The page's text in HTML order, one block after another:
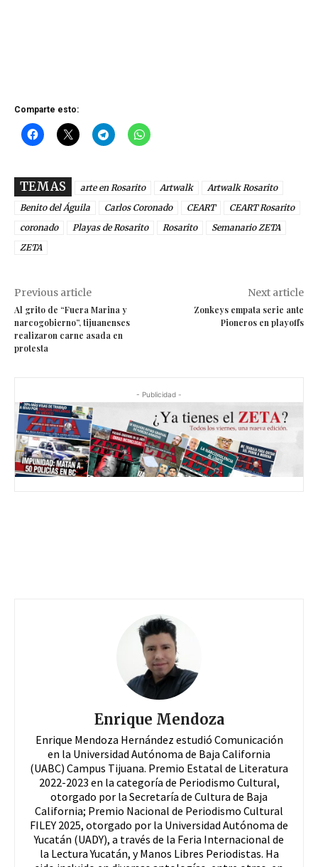
Comparte esto:
TEMAS arte en Rosarito Artwalk
Artwalk Rosarito
Benito del Águila
Carlos Coronado CEART
CEART Rosarito
coronado
Playas de Rosarito Rosarito
Semanario ZETA
ZETA
Previous article
Al grito de “Fuera Marina y
narcogobierno”, tijuanenses
realizaron carne asada en
protesta
Next article
Zonkeys empata serie ante
Pioneros en playoffs
- Publicidad -
Enrique Mendoza
Enrique Mendoza Hernández estudió Comunicación
en la Universidad Autónoma de Baja California
(UABC) Campus Tijuana. Premio Estatal de Literatura
2022-2023 en la categoría de Periodismo Cultural,
otorgado por la Secretaría de Cultura de Baja
California; Premio Nacional de Periodismo Cultural
FILEY 2025, otorgado por la Universidad Autónoma de
Yucatán (UADY), a través de la Feria Internacional de
la Lectura Yucatán, y Manos Libres Periodistas. Ha